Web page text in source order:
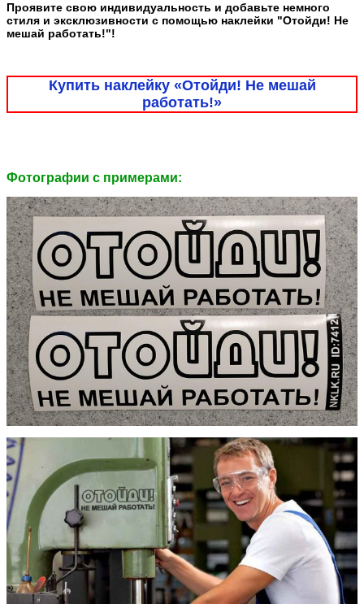
Проявите свою индивидуальность и добавьте немного
стиля и эксклюзивности с помощью наклейки "Отойди! Не
мешай работать!"!
Купить наклейку «Отойди! Не мешай
работать!»
Фотографии c примерами: